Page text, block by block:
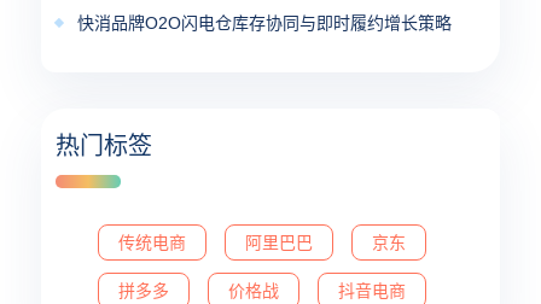
快消品牌O2O闪电仓库存协同与即时履约增长策略
热门标签
传统电商 阿里巴巴 京东
拼多多 价格战 抖音电商